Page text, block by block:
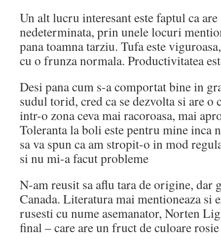
Un alt lucru interesant este faptul ca are
nedeterminata, prin unele locuri
pana toamna tarziu. Tufa este
cu o frunza normala. Productivitatea
Desi pana cum s-a comportat bine in
sudul torid, cred ca se dezvolta si are o
intr-o zona ceva mai racoroasa, mai
Toleranta la boli este pentru mine inca
sa va spun ca am stropit-o in mod
si nu mi-a facut probleme
N-am reusit sa aflu tara de origine, dar
Canada. Literatura mai mentioneaza si
rusesti cu nume asemanator, Norten
final – care are un fruct de culoare